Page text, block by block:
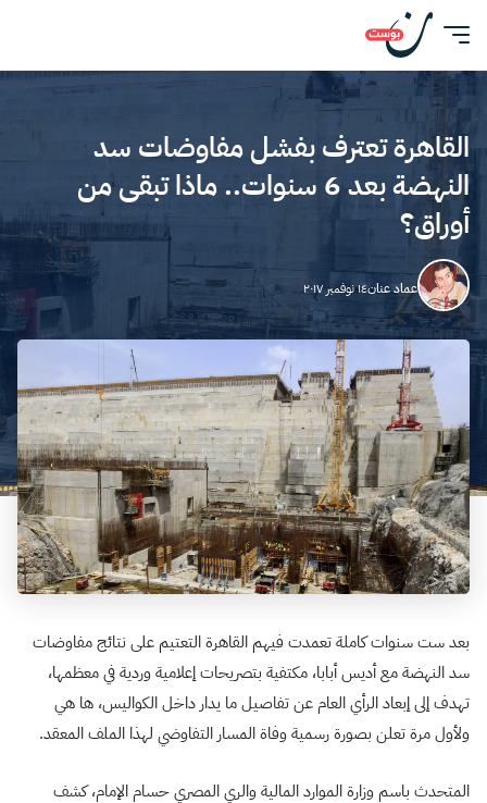
القاهرة تعترف بفشل مفاوضات سد
النهضة بعد 6 سنوات.. ماذا تبقى من
أوراق؟
عماد عنان١٤ نوفمبر ٢٠١٧
بعد ست سنوات كاملة تعمدت فيهم القاهرة التعتيم على نتائج مفاوضات
سد النهضة مع أديس أبابا، مكتفية بتصريحات إعلامية وردية في معظمها،
تهدف إلى إبعاد الرأي العام عن تفاصيل ما يدار داخل الكواليس، ها هي
ولأول مرة تعلن بصورة رسمية وفاة المسار التفاوضي لهذا الملف المعقد.
المتحدث باسم وزارة الموارد المالية والري المصري حسام الإمام، كشف